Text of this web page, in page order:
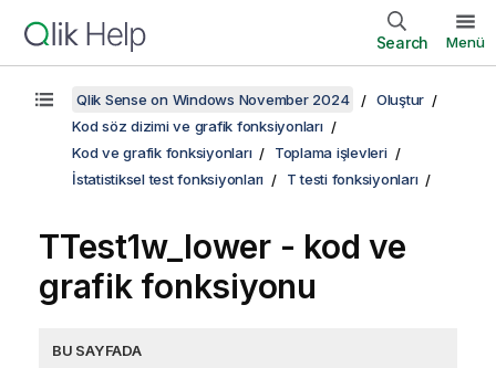
Search Menü
Qlik Sense on Windows November 2024
Oluştur
Kod söz dizimi ve grafik fonksiyonları
Kod ve grafik fonksiyonları
Toplama işlevleri
İstatistiksel test fonksiyonları
T testi fonksiyonları
TTest1w_lower- kod ve
grafik fonksiyonu
BU SAYFADA